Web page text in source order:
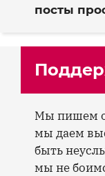
посты
Мы пишем о
мы даем
быть
мы не